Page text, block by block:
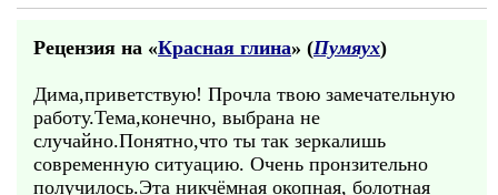
Рецензия на «Красная глина» (Пумяух)
Дима,приветствую! Прочла твою замечательную
работу.Тема,конечно, выбрана не
случайно.Понятно,что ты так зеркалишь
современную ситуацию. Очень пронзительно
получилось.Эта никчёмная окопная, болотная